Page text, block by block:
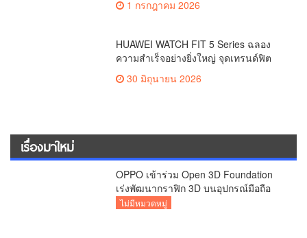
แถมจัดเต็มรวมสูงสุด 25,615 บาท
1 กรกฎาคม 2026
HUAWEI WATCH FIT 5 Series ฉลอง
ความสำเร็จอย่างยิ่งใหญ่ จุดเทรนด์ฟิต
ครองใจ Gen Z ทั่วประเทศ ขึ้นแท่นสมา
ร์ทวอทช์คู่ใจคนรุ่นใหม่ตัวจริง
30 มิถุนายน 2026
เรื่องมาใหม่
OPPO เข้าร่วม Open 3D Foundation
เร่งพัฒนากราฟิก 3D บนอุปกรณ์มือถือ
ไม่มีหมวดหมู่